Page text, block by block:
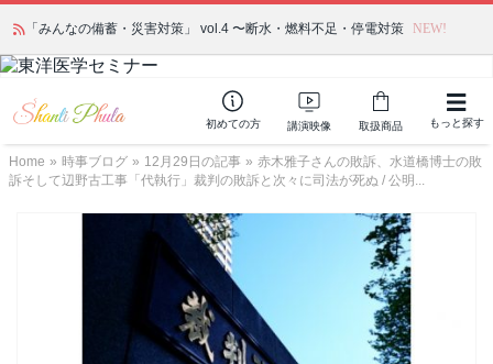
「みんなの備蓄・災害対策」 vol.4 〜断水・燃料不足・停電対策 NEW!
初めての方 講演映像 取扱商品 もっと探す
Home » 時事ブログ » 12月29日の記事 » 赤木雅子さんの敗訴、水道橋博士の敗
訴そして辺野古工事「代執行」裁判の敗訴と次々に司法が死ぬ / 公明...